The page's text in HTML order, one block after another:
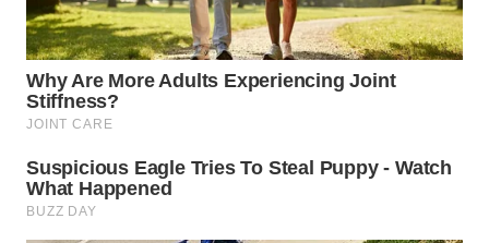
WN
PURWAKARTA
WN
PRIANGAN
WN